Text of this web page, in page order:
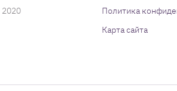
Политика
Карта сайта